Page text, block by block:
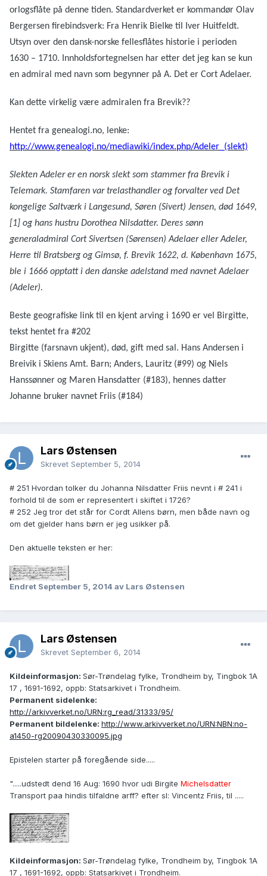
orlogsflåte på denne tiden. Standardverket er kommandør Olav
Bergersen firebindsverk: Fra Henrik Bielke til Iver Huitfeldt.
Utsyn over den dansk-norske fellesflåtes historie i perioden
1630 – 1710. Innholdsfortegnelsen har etter det jeg kan se kun
en admiral med navn som begynner på A. Det er Cort Adelaer.
Kan dette virkelig være admiralen fra Brevik??
Hentet fra genealogi.no, lenke:
http://www.genealogi.no/mediawiki/index.php/Adeler_(slekt)
Slekten Adeler er en norsk slekt som stammer fra Brevik i
Telemark. Stamfaren var trelasthandler og forvalter ved Det
kongelige Saltværk i Langesund, Søren (Sivert) Jensen, død 1649,
[1] og hans hustru Dorothea Nilsdatter. Deres sønn
generaladmiral Cort Sivertsen (Sørensen) Adelaer eller Adeler,
Herre til Bratsberg og Gimsø, f. Brevik 1622, d. København 1675,
ble i 1666 opptatt i den danske adelstand med navnet Adelaer
(Adeler).
Beste geografiske link til en kjent arving i 1690 er vel Birgitte,
tekst hentet fra #202
Birgitte (farsnavn ukjent), død, gift med sal. Hans Andersen i
Breivik i Skiens Amt. Barn; Anders, Lauritz (#99) og Niels
Hanssønner og Maren Hansdatter (#183), hennes datter
Johanne bruker navnet Friis (#184)
Lars Østensen
Skrevet September 5, 2014
# 251 Hvordan tolker du Johanna Nilsdatter Friis nevnt i # 241 i
forhold til de som er representert i skiftet i 1726?
# 252 Jeg tror det står for Cordt Allens børn, men både navn og
om det gjelder hans børn er jeg usikker på.
Den aktuelle teksten er her:
Endret September 5, 2014 av Lars Østensen
Lars Østensen
Skrevet September 6, 2014
Kildeinformasjon: Sør-Trøndelag fylke, Trondheim by, Tingbok 1A
17 , 1691-1692, oppb: Statsarkivet i Trondheim.
Permanent sidelenke:
http://arkivverket.no/URN:rg_read/31333/95/
Permanent bildelenke: http://www.arkivverket.no/URN:NBN:no-
a1450-rg20090430330095.jpg
Epistelen starter på foregående side.....
".....udstedt dend 16 Aug: 1690 hvor udi Birgite Michelsdatter
Transport paa hindis tilfaldne arff? efter sl: Vincentz Friis, til .....
Kildeinformasjon: Sør-Trøndelag fylke, Trondheim by, Tingbok 1A
17 , 1691-1692, oppb: Statsarkivet i Trondheim.